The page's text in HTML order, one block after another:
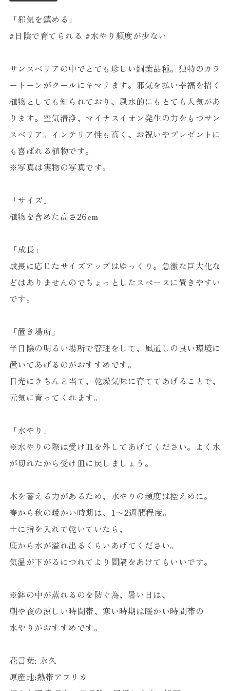
「邪気を鎮める」
#日陰で育てられる #水やり頻度が少ない
サンスベリアの中でとても珍しい銅葉品種。独特のカラ
ートーンがクールにキマリます。邪気を払い幸福を招く
植物としても知られており、風水的にもとても人気があ
ります。空気清浄、マイナスイオン発生の力をもつサン
スベリア。インテリア性も高く、お祝いやプレゼントに
も喜ばれる植物です。
※写真は実物の写真です。
「サイズ」
植物を含めた高さ26cm
「成長」
成長に応じたサイズアップはゆっくり。急激な巨大化な
どはありませんのでちょっとしたスペースに置きやすい
です。
「置き場所」
半日陰の明るい場所で管理をして、風通しの良い環境に
置いてあげるのがおすすめです。
日光にきちんと当て、乾燥気味に育ててあげることで、
元気に育ってくれます。
「水やり」
※水やりの際は受け皿を外してあげてください。よく水
が切れたから受け皿に戻しましょう。
水を蓄える力があるため、水やりの頻度は控えめに。
春から秋の暖かい時期は、1〜2週間程度。
土に指を入れて乾いていたら、
底から水が溢れ出るくらいあげてください。
気温が下がるにつれてより間隔をあけてもいいです。
※鉢の中が蒸れるのを防ぐ為、暑い日は、
朝や夜の涼しい時間帯、寒い時期は暖かい時間帯の
水やりがおすすめです。
花言葉: 永久
原産地:熱帯アフリカ